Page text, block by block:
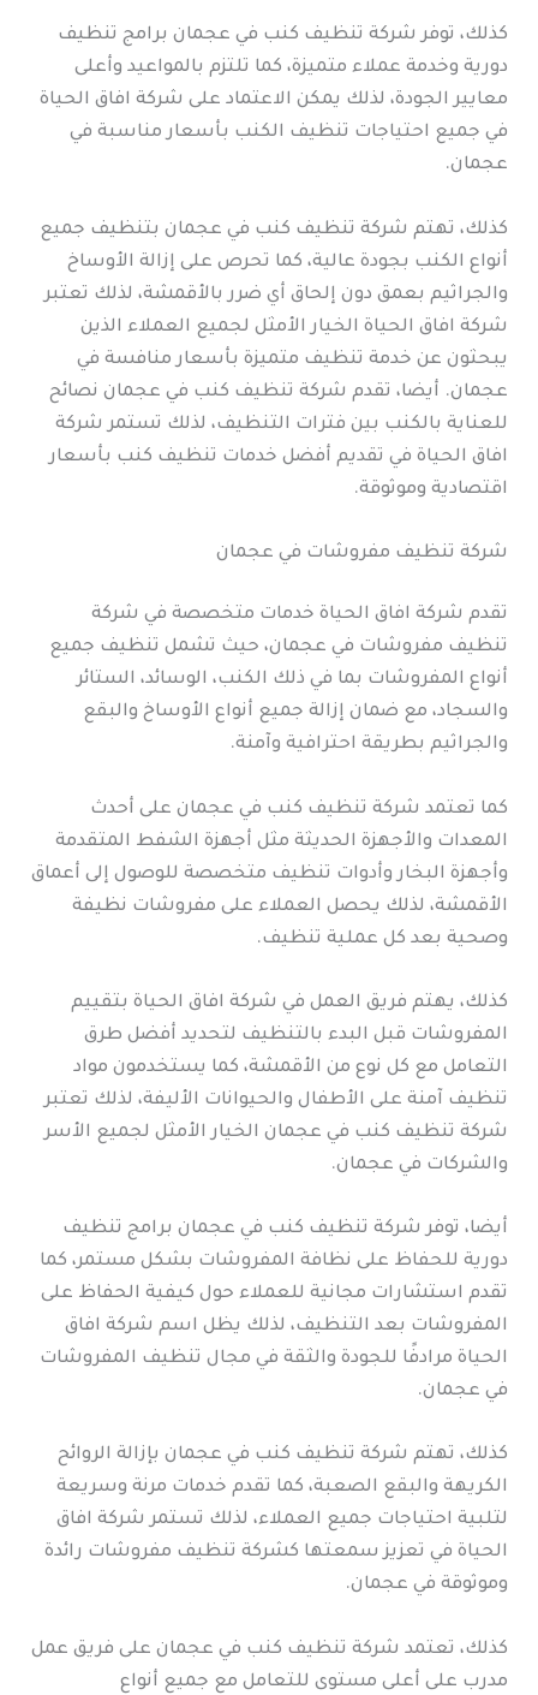
كذلك، توفر شركة تنظيف كنب في عجمان برامج تنظيف
دورية وخدمة عملاء متميزة، كما تلتزم بالمواعيد وأعلى
معايير الجودة، لذلك يمكن الاعتماد على شركة افاق الحياة
في جميع احتياجات تنظيف الكنب بأسعار مناسبة في
عجمان.
كذلك، تهتم شركة تنظيف كنب في عجمان بتنظيف جميع
أنواع الكنب بجودة عالية، كما تحرص على إزالة الأوساخ
والجراثيم بعمق دون إلحاق أي ضرر بالأقمشة، لذلك تعتبر
شركة افاق الحياة الخيار الأمثل لجميع العملاء الذين
يبحثون عن خدمة تنظيف متميزة بأسعار منافسة في
عجمان. أيضا، تقدم شركة تنظيف كنب في عجمان نصائح
للعناية بالكنب بين فترات التنظيف، لذلك تستمر شركة
افاق الحياة في تقديم أفضل خدمات تنظيف كنب بأسعار
اقتصادية وموثوقة.
شركة تنظيف مفروشات في عجمان
تقدم شركة افاق الحياة خدمات متخصصة في شركة
تنظيف مفروشات في عجمان، حيث تشمل تنظيف جميع
أنواع المفروشات بما في ذلك الكنب، الوسائد، الستائر
والسجاد، مع ضمان إزالة جميع أنواع الأوساخ والبقع
والجراثيم بطريقة احترافية وآمنة.
كما تعتمد شركة تنظيف كنب في عجمان على أحدث
المعدات والأجهزة الحديثة مثل أجهزة الشفط المتقدمة
وأجهزة البخار وأدوات تنظيف متخصصة للوصول إلى أعماق
الأقمشة، لذلك يحصل العملاء على مفروشات نظيفة
وصحية بعد كل عملية تنظيف.
كذلك، يهتم فريق العمل في شركة افاق الحياة بتقييم
المفروشات قبل البدء بالتنظيف لتحديد أفضل طرق
التعامل مع كل نوع من الأقمشة، كما يستخدمون مواد
تنظيف آمنة على الأطفال والحيوانات الأليفة، لذلك تعتبر
شركة تنظيف كنب في عجمان الخيار الأمثل لجميع الأسر
والشركات في عجمان.
أيضا، توفر شركة تنظيف كنب في عجمان برامج تنظيف
دورية للحفاظ على نظافة المفروشات بشكل مستمر، كما
تقدم استشارات مجانية للعملاء حول كيفية الحفاظ على
المفروشات بعد التنظيف، لذلك يظل اسم شركة افاق
الحياة مرادفًا للجودة والثقة في مجال تنظيف المفروشات
في عجمان.
كذلك، تهتم شركة تنظيف كنب في عجمان بإزالة الروائح
الكريهة والبقع الصعبة، كما تقدم خدمات مرنة وسريعة
لتلبية احتياجات جميع العملاء، لذلك تستمر شركة افاق
الحياة في تعزيز سمعتها كشركة تنظيف مفروشات رائدة
وموثوقة في عجمان.
كذلك، تعتمد شركة تنظيف كنب في عجمان على فريق عمل
مدرب على أعلى مستوى للتعامل مع جميع أنواع